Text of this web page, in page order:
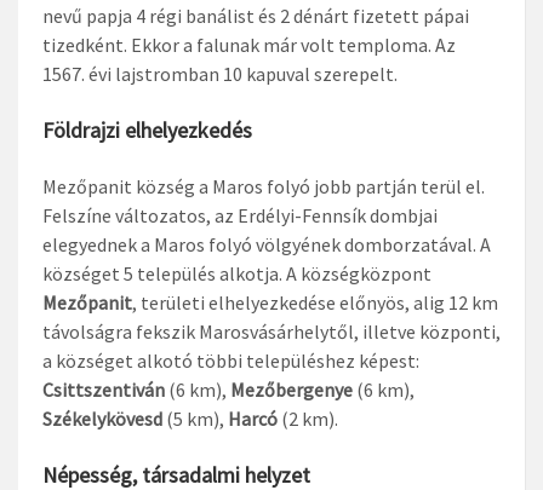
nevű papja 4 régi banálist és 2 dénárt fizetett pápai
tizedként. Ekkor a falunak már volt temploma. Az
1567. évi lajstromban 10 kapuval szerepelt.
Földrajzi elhelyezkedés
Mezőpanit község a Maros folyó jobb partján terül el.
Felszíne változatos, az Erdélyi-Fennsík dombjai
elegyednek a Maros folyó völgyének domborzatával. A
községet 5 település alkotja. A községközpont
Mezőpanit, területi elhelyezkedése előnyös, alig 12 km
távolságra fekszik Marosvásárhelytől, illetve központi,
a községet alkotó többi településhez képest:
Csittszentiván (6 km), Mezőbergenye (6 km),
Székelykövesd (5 km), Harcó (2 km).
Népesség, társadalmi helyzet